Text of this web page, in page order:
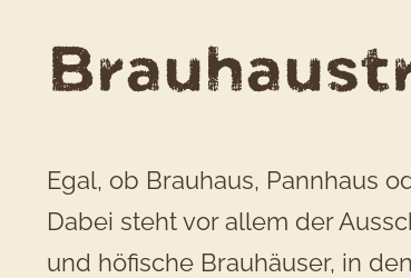
Egal, ob Brauhaus, Pannhaus
Dabei steht vor allem der
und höfische Brauhäuser, in